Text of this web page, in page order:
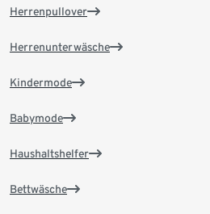
Herrenpullover
Herrenunterwäsche
Kindermode
Babymode
Haushaltshelfer
Bettwäsche